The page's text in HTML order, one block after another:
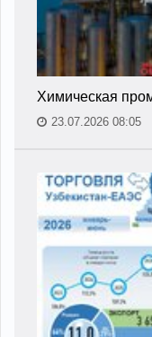
Химическая
23.07.2026 08:05